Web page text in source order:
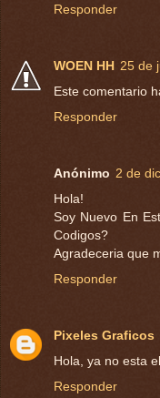
Responder
WOEN HH 25 de
Este comentario
Responder
Anónimo 2 de
Hola!
Soy Nuevo En
Codigos?
Agradeceria que
Responder
Pixeles Graficos
Hola, ya no esta
Responder